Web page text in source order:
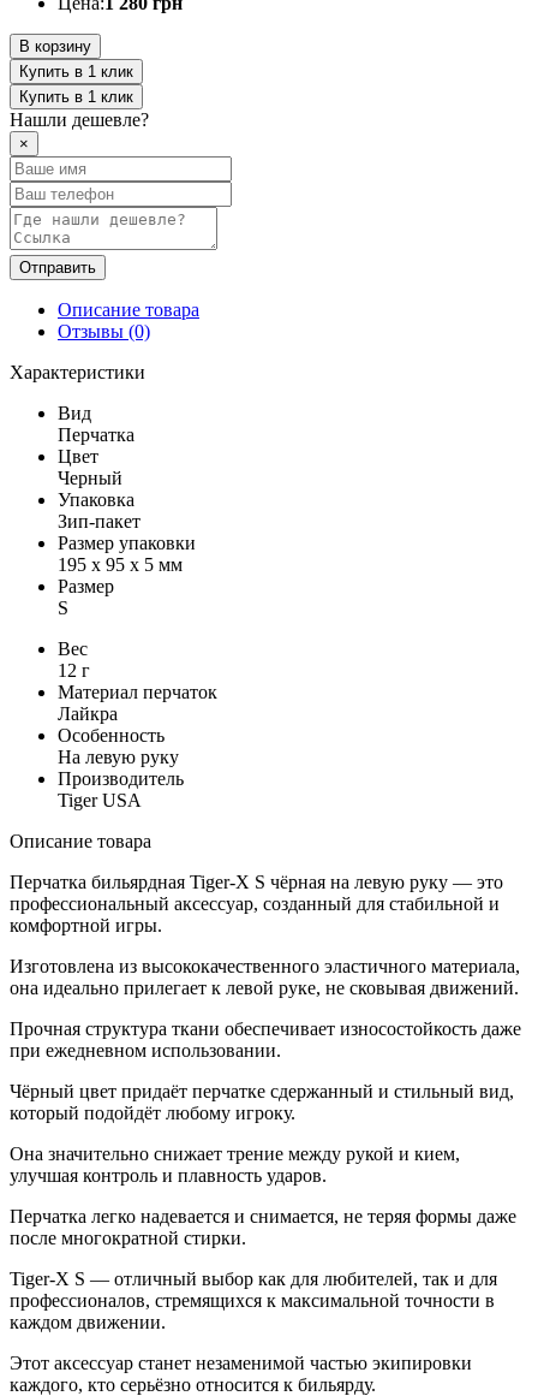
В корзину
Купить в 1 клик
Купить в 1 клик
Нашли дешевле?
×
Отправить
Описание товара
Отзывы (0)
Характеристики
Вид
Перчатка
Цвет
Черный
Упаковка
Зип-пакет
Размер упаковки
195 х 95 х 5 мм
Размер
S
Вес
12 г
Материал перчаток
Лайкра
Особенность
На левую руку
Производитель
Tiger USA
Описание товара
Перчатка бильярдная Tiger-X S чёрная на левую руку — это
профессиональный аксессуар, созданный для стабильной и
комфортной игры.
Изготовлена из высококачественного эластичного материала,
она идеально прилегает к левой руке, не сковывая движений.
Прочная структура ткани обеспечивает износостойкость даже
при ежедневном использовании.
Чёрный цвет придаёт перчатке сдержанный и стильный вид,
который подойдёт любому игроку.
Она значительно снижает трение между рукой и кием,
улучшая контроль и плавность ударов.
Перчатка легко надевается и снимается, не теряя формы даже
после многократной стирки.
Tiger-X S — отличный выбор как для любителей, так и для
профессионалов, стремящихся к максимальной точности в
каждом движении.
Этот аксессуар станет незаменимой частью экипировки
каждого, кто серьёзно относится к бильярду.